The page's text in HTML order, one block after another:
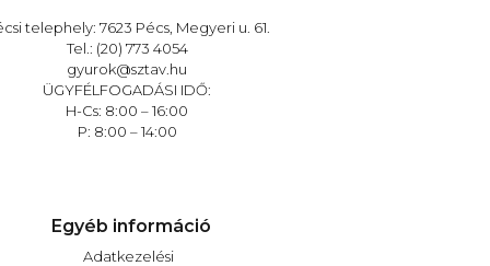
telephely: 7623 Pécs, Megyeri u. 61.
Tel.: (20) 773 4054
gyurok@sztav.hu
ÜGYFÉLFOGADÁSI IDŐ:
H-Cs: 8:00 – 16:00
P: 8:00 – 14:00
Egyéb információ
Adatkezelési